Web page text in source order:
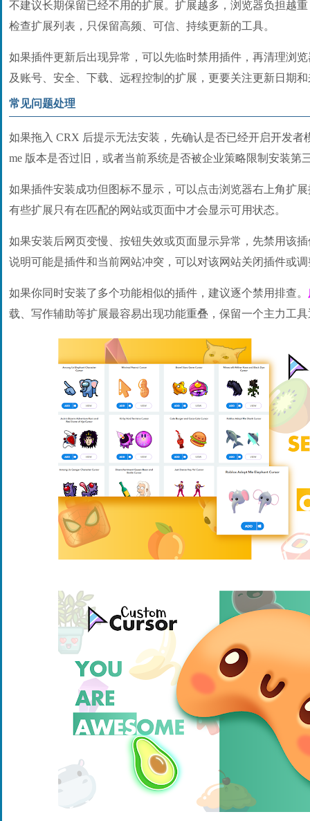
不建议长期保留已经不用的扩展。扩展越多，浏览器负担越
检查扩展列表，只保留高频、可信、持续更新的工具。
如果插件更新后出现异常，可以先临时禁用插件，再清理浏
及账号、安全、下载、远程控制的扩展，更要关注更新日期
常见问题处理
如果拖入 CRX 后提示无法安装，先确认是否已经开启开发者
me 版本是否过旧，或者当前系统是否被企业策略限制安装第
如果插件安装成功但图标不显示，可以点击浏览器右上角扩
有些扩展只有在匹配的网站或页面中才会显示可用状态。
如果安装后网页变慢、按钮失效或页面显示异常，先禁用该
说明可能是插件和当前网站冲突，可以对该网站关闭插件或
如果你同时安装了多个功能相似的插件，建议逐个禁用排查。
载、写作辅助等扩展最容易出现功能重叠，保留一个主力工